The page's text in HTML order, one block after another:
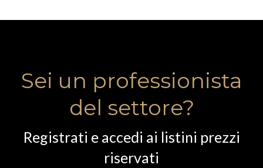
Sei un professionista
del settore?
Registrati e accedi ai listini prezzi
riservati